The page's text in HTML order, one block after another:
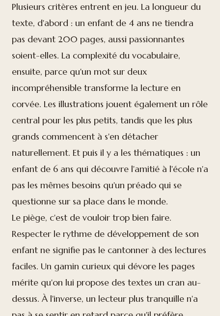
Plusieurs critères entrent en jeu. La longueur du
texte, d'abord : un enfant de 4 ans ne tiendra
pas devant 200 pages, aussi passionnantes
soient-elles. La complexité du vocabulaire,
ensuite, parce qu'un mot sur deux
incompréhensible transforme la lecture en
corvée. Les illustrations jouent également un rôle
central pour les plus petits, tandis que les plus
grands commencent à s'en détacher
naturellement. Et puis il y a les thématiques : un
enfant de 6 ans qui découvre l'amitié à l'école n'a
pas les mêmes besoins qu'un préado qui se
questionne sur sa place dans le monde.
Le piège, c'est de vouloir trop bien faire.
Respecter le rythme de développement de son
enfant ne signifie pas le cantonner à des lectures
faciles. Un gamin curieux qui dévore les pages
mérite qu'on lui propose des textes un cran au-
dessus. À l'inverse, un lecteur plus tranquille n'a